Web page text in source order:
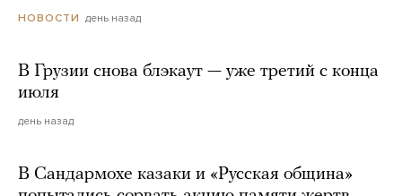
НОВОСТИ день назад
В Грузии снова блэкаут — уже третий с конца
июля
день назад
В Сандармохе казаки и «Русская община»